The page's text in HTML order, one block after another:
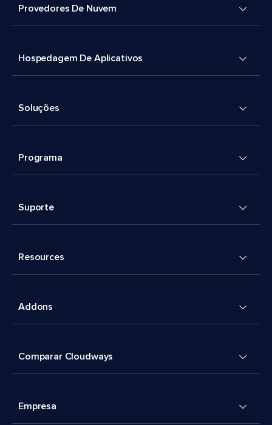
Provedores De Nuvem
Hospedagem De Aplicativos
Soluções
Programa
Suporte
Resources
Addons
Comparar Cloudways
Empresa